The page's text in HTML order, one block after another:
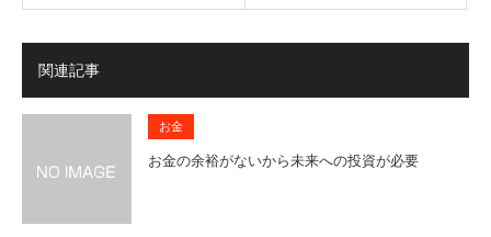
関連記事
お金
お金の余裕がないから未来への投資が必要